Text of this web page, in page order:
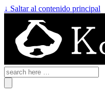
↓ Saltar al contenido principal